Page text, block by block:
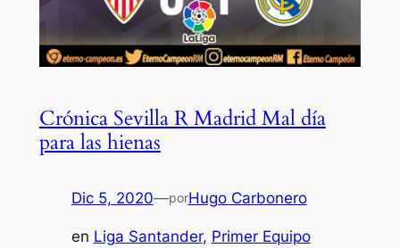
Crónica Sevilla R Madrid Mal día
para las hienas
Dic 5, 2020—porHugo Carbonero
en Liga Santander, Primer Equipo